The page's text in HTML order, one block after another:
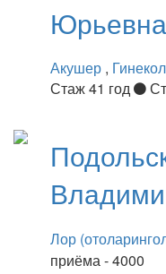
Юрьевна
Акушер ,
Стаж 41 год
Лор
приёма - 4000